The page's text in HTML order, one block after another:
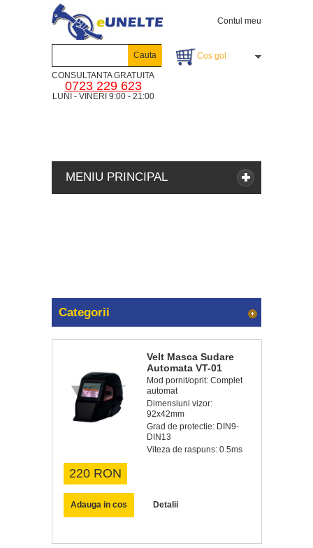
Contul meu
Cos gol
MENIU PRINCIPAL
CONSULTANTA GRATUITA
0723 229 623
LUNI - VINERI 9:00 - 21:00
Cauta
Categorii
Velt Masca Sudare
Automata VT-01
Mod pornit/oprit: Complet
automat
Dimensiuni vizor:
92x42mm
Grad de protectie: DIN9-
DIN13
Viteza de raspuns: 0.5ms
220 RON
Adauga in cos Detalii